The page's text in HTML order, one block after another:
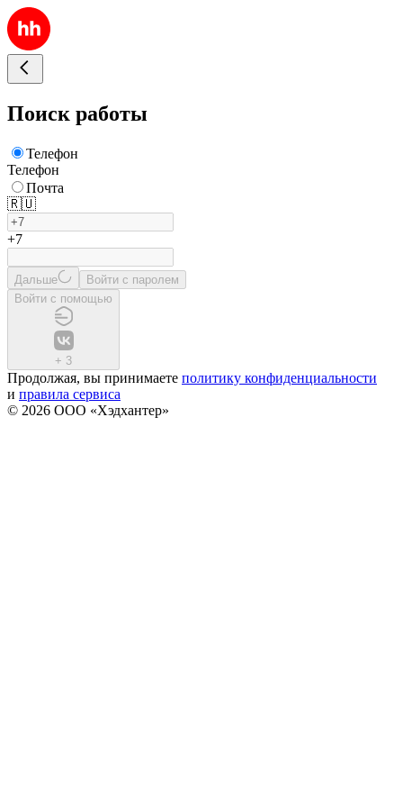
Поиск работы
Телефон
Телефон
Почта
🇷🇺
+7
Дальше
Войти с паролем
Войти с помощью
+ 3
Продолжая, вы принимаете политику конфиденциальности
и правила сервиса
© 2026 ООО «Хэдхантер»